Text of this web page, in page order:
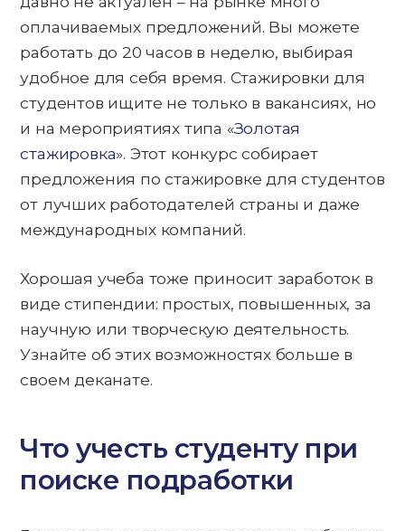
оплачиваемых предложений. Вы можете
работать до 20 часов в неделю, выбирая
удобное для себя время. Стажировки для
студентов ищите не только в вакансиях, но
и на мероприятиях типа «Золотая
стажировка». Этот конкурс собирает
предложения по стажировке для студентов
от лучших работодателей страны и даже
международных компаний.
Хорошая учеба тоже приносит заработок в
виде стипендии: простых, повышенных, за
научную или творческую деятельность.
Узнайте об этих возможностях больше в
своем деканате.
Что учесть студенту при
поиске подработки